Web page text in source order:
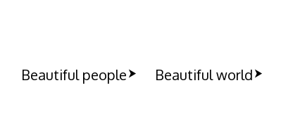
Beautiful people
Beautiful world